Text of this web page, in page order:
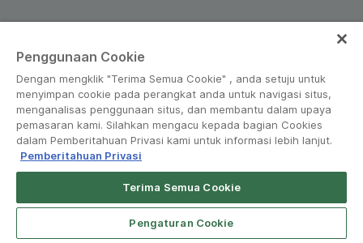
Peraturan dan Kebijakan • Pemberitahuan Privasi
© Grab 2010 - 2026
Penggunaan Cookie
Dengan mengklik "Terima Semua Cookie" , anda setuju untuk
menyimpan cookie pada perangkat anda untuk navigasi situs,
menganalisas penggunaan situs, dan membantu dalam upaya
pemasaran kami. Silahkan mengacu kepada bagian Cookies
dalam Pemberitahuan Privasi kami untuk informasi lebih lanjut.
Pemberitahuan Privasi
Terima Semua Cookie
Pengaturan Cookie